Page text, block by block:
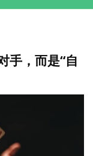
手，而是“自